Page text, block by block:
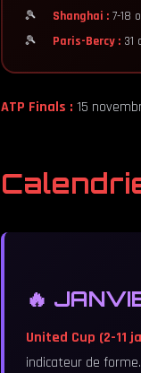
Shanghai : 7-18
Paris-Bercy : 31
ATP Finals : 15
🔥
United Cup (2-11
indicateur de forme.